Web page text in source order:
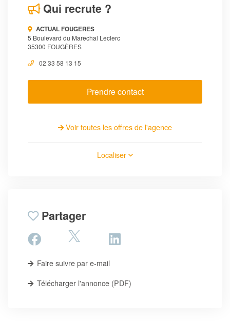
Qui recrute ?
ACTUAL FOUGERES
5 Boulevard du Marechal Leclerc
35300 FOUGÈRES
02 33 58 13 15
Prendre contact
Voir toutes les offres de l'agence
Localiser
Partager
Faire suivre par e-mail
Télécharger l'annonce (PDF)